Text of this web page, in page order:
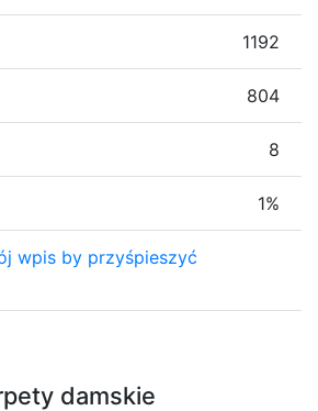
damskie
1192
804
8
1%
wpis by przyśpieszyć